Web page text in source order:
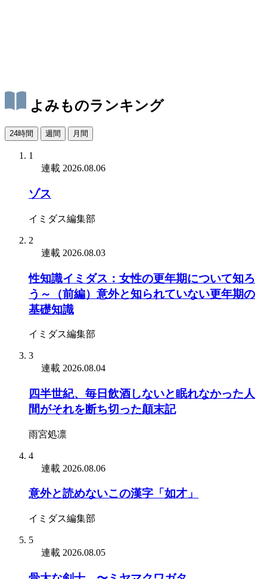
よみものランキング
24時間 週間 月間
1
連載 2026.08.06
ゾス
イミダス編集部
2
連載 2026.08.03
性知識イミダス：女性の更年期について知ろ
う～（前編）意外と知られていない更年期の
基礎知識
イミダス編集部
3
連載 2026.08.04
四半世紀、毎日飲酒しないと眠れなかった人
間がそれを断ち切った顛末記
雨宮処凛
4
連載 2026.08.06
意外と読めないこの漢字「如才」
イミダス編集部
5
連載 2026.08.05